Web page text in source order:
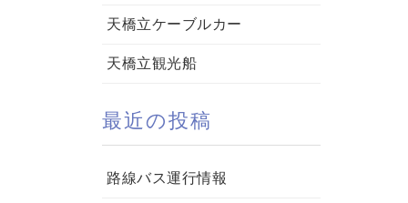
天橋立ケーブルカー
天橋立観光船
最近の投稿
路線バス運行情報